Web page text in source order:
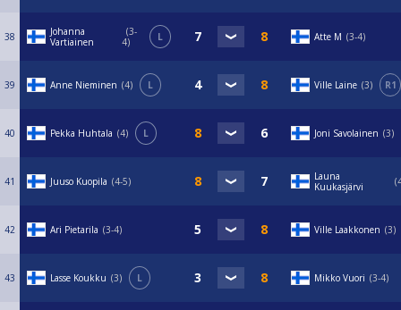
38
Johanna
Vartiainen
3-
4
L Atte M 3-4
39 Anne Nieminen 4 L Ville Laine 3 R1
40 Pekka Huhtala 4 L Joni Savolainen 3
41 Juuso Kuopila 4-5
Launa
Kuukasjärvi
42 Ari Pietarila 3-4 Ville Laakkonen 3
43 Lasse Koukku 3 L Mikko Vuori 3-4